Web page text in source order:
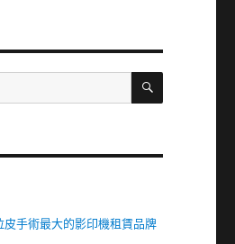
搜
皮手術最大的影印機租賃品牌